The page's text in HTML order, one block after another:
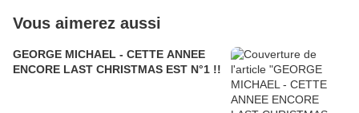
Vous aimerez aussi
GEORGE MICHAEL - CETTE ANNEE
ENCORE LAST CHRISTMAS EST N°1 !!